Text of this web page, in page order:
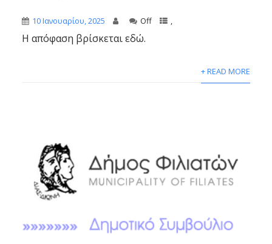
10 Ιανουαρίου, 2025 Off ,
Η απόφαση βρίσκεται εδώ.
+ READ MORE